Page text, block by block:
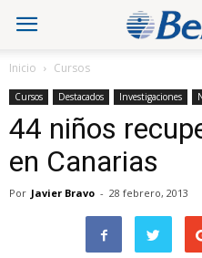
Inicio Cursos
Cursos Destacados Investigaciones
44 niños
en Canarias
Por Javier Bravo - 28 febrero, 2013